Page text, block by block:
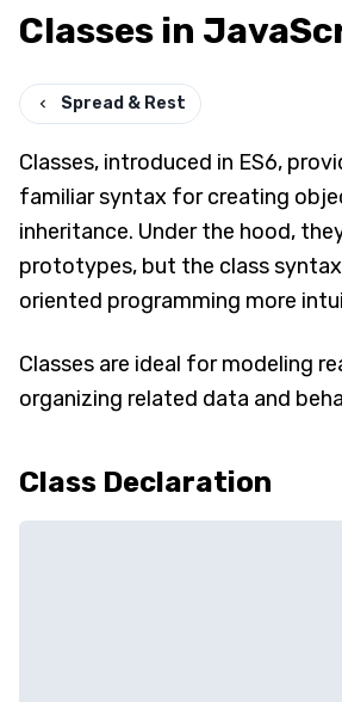
Classes in
Spread & Rest
Classes, introduced in ES6,
familiar syntax for creating
inheritance. Under the hood,
prototypes, but the class
oriented programming more
Classes are ideal for modeling
organizing related data and
Class Declaration